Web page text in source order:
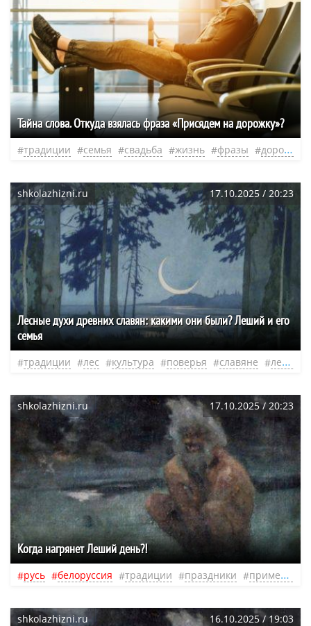
Тайна слова. Откуда взялась фраза «Присядем на дорожку»?
традиции семья свадьба жизнь фразы дорога
shkolazhizni.ru 17.10.2025 / 20:23
Лесные духи древних славян: какими они были? Леший и его
семья
традиции лес культура поверья славяне лесные духи
shkolazhizni.ru 17.10.2025 / 20:23
Когда нагрянет Леший день?!
русь белоруссия традиции праздники приметы
shkolazhizni.ru 16.10.2025 / 19:03